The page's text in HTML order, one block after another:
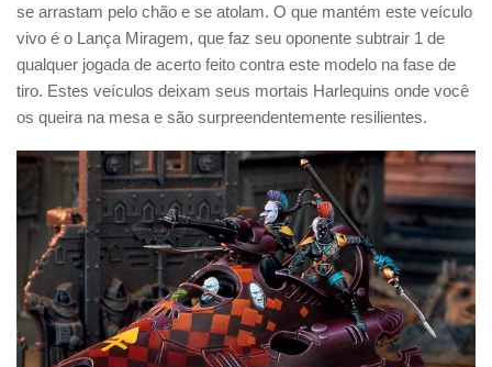
se arrastam pelo chão e se atolam. O que mantém este veículo
vivo é o Lança Miragem, que faz seu oponente subtrair 1 de
qualquer jogada de acerto feito contra este modelo na fase de
tiro. Estes veículos deixam seus mortais Harlequins onde você
os queira na mesa e são surpreendentemente resilientes.